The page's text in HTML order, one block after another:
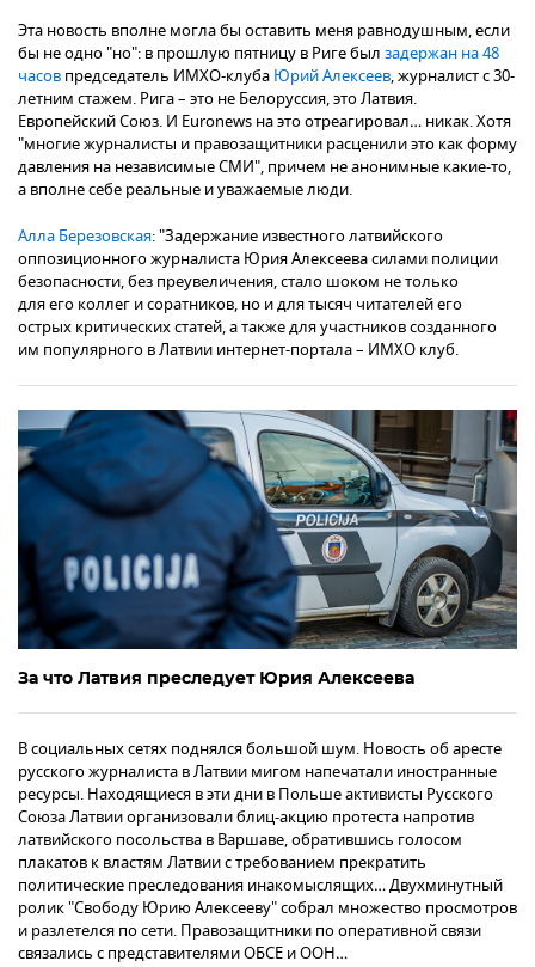
Эта новость вполне могла бы оставить меня равнодушным, если
бы не одно "но": в прошлую пятницу в Риге был задержан на 48
часов председатель ИМХО-клуба Юрий Алексеев, журналист с 30-
летним стажем. Рига – это не Белоруссия, это Латвия.
Европейский Союз. И Euronews на это отреагировал… никак. Хотя
"многие журналисты и правозащитники расценили это как форму
давления на независимые СМИ", причем не анонимные какие-то,
а вполне себе реальные и уважаемые люди.
Алла Березовская: "Задержание известного латвийского
оппозиционного журналиста Юрия Алексеева силами полиции
безопасности, без преувеличения, стало шоком не только
для его коллег и соратников, но и для тысяч читателей его
острых критических статей, а также для участников созданного
им популярного в Латвии интернет-портала – ИМХО клуб.
За что Латвия преследует Юрия Алексеева
В социальных сетях поднялся большой шум. Новость об аресте
русского журналиста в Латвии мигом напечатали иностранные
ресурсы. Находящиеся в эти дни в Польше активисты Русского
Союза Латвии организовали блиц-акцию протеста напротив
латвийского посольства в Варшаве, обратившись голосом
плакатов к властям Латвии с требованием прекратить
политические преследования инакомыслящих… Двухминутный
ролик "Свободу Юрию Алексееву" собрал множество просмотров
и разлетелся по сети. Правозащитники по оперативной связи
связались с представителями ОБСЕ и ООН…